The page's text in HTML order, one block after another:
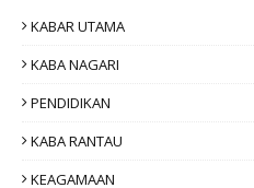
KABAR UTAMA
KABA NAGARI
PENDIDIKAN
KABA RANTAU
KEAGAMAAN